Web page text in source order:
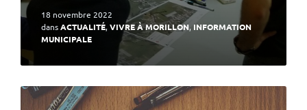
18 novembre 2022
dansACTUALITÉ,VIVRE À MORILLON, INFORMATION
MUNICIPALE
En
lire